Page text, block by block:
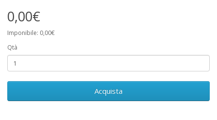
0,00€
Imponibile: 0,00€
Qtà
Acquista